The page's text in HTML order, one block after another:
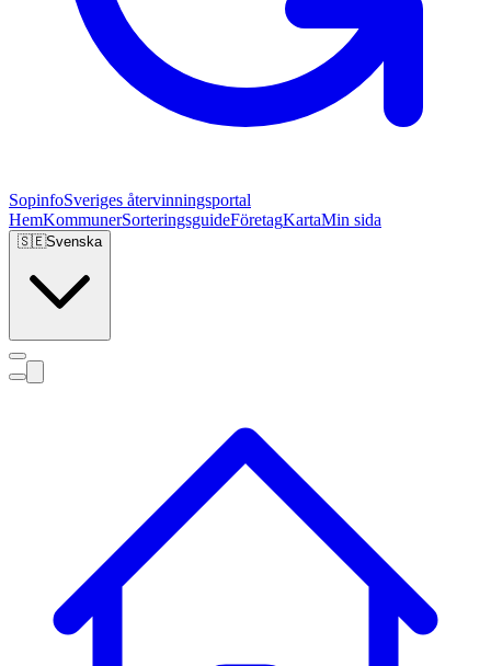
SopinfoSveriges återvinningsportal
HemKommunerSorteringsguideFöretagKartaMin sida
🇸🇪Svenska